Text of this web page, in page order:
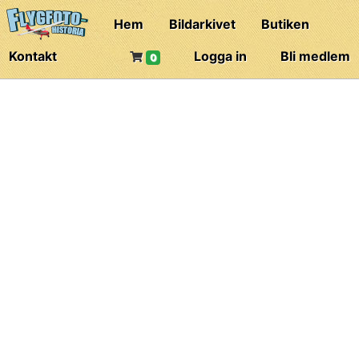
Hem Bildarkivet
Butiken
Kontakt
Bli medlem
Logga in
0